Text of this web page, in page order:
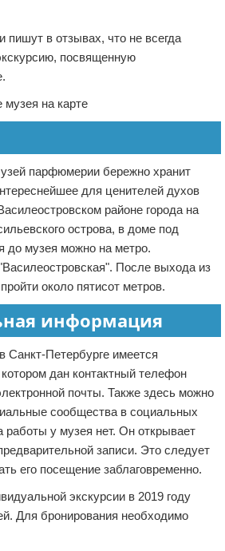
пишут в отзывах, что не всегда
посвященную
парфюмерии бережно хранит
для ценителей духов
районе города на
острова, в доме под
до музея можно на метро.
После выхода из
около пятисот метров.
информация
Петербурге имеется
дан контактный телефон
почты. Также здесь можно
сообщества в социальных
работы у музея нет. Он открывает
записи. Это следует
его посещение заблаговременно.
экскурсии в 2019 году
Для бронирования необходимо